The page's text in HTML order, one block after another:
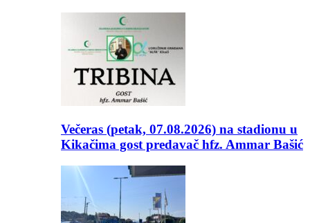
Večeras (petak, 07.08.2026) na stadionu u
Kikačima gost predavač hfz. Ammar Bašić